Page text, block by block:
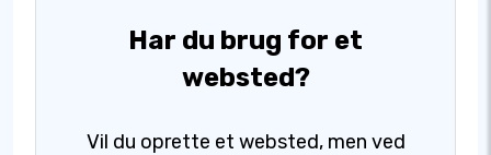
Har du brug for et
websted?
Vil du oprette et websted, men ved